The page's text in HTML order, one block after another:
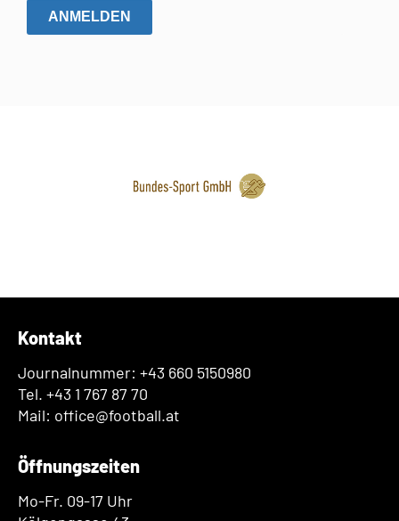
ANMELDEN
Kontakt
Journalnummer: +43 660 5150980
Tel. +43 1 767 87 70
Mail: office@football.at
Öffnungszeiten
Mo-Fr. 09-17 Uhr